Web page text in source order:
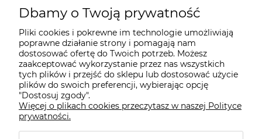
Moje konto
Informacje
O nas
Kontakt
Dbamy o Twoją prywatność
Pliki cookies i pokrewne im technologie umożliwiają
poprawne działanie strony i pomagają nam
dostosować ofertę do Twoich potrzeb. Możesz
zaakceptować wykorzystanie przez nas wszystkich
tych plików i przejść do sklepu lub dostosować użycie
plików do swoich preferencji, wybierając opcję
"Dostosuj zgody".
Więcej o plikach cookies przeczytasz w naszej Polityce
prywatności.